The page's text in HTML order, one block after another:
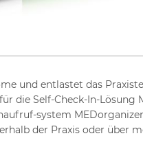
und entlastet das
die Self-Check-In-Lösung
system
der Praxis oder über